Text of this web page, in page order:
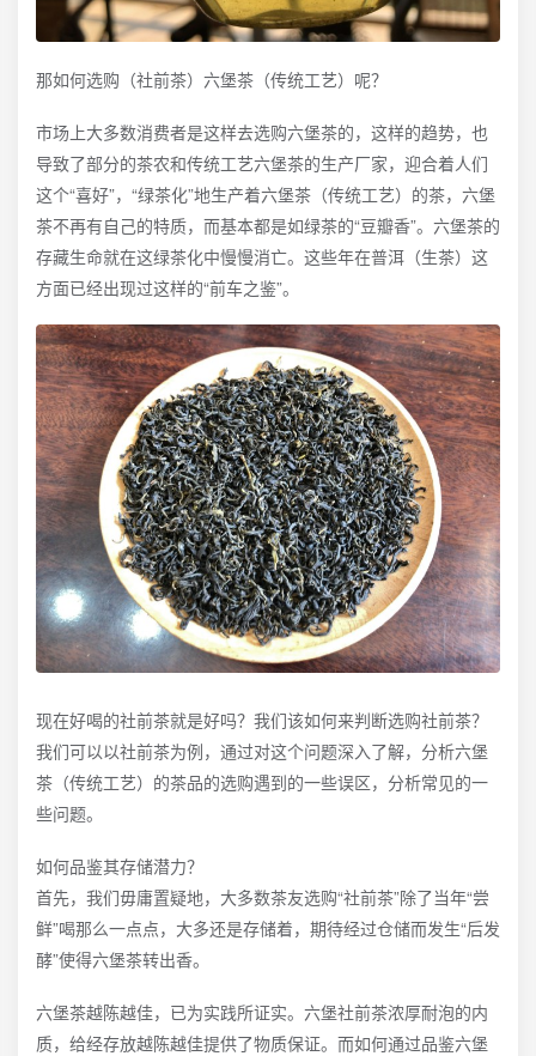
那如何选购（社前茶）六堡茶（传统工艺）呢？
市场上大多数消费者是这样去选购六堡茶的，这样的趋势，也
导致了部分的茶农和传统工艺六堡茶的生产厂家，迎合着人们
这个“喜好”，“绿茶化”地生产着六堡茶（传统工艺）的茶，六堡
茶不再有自己的特质，而基本都是如绿茶的“豆瓣香”。六堡茶的
存藏生命就在这绿茶化中慢慢消亡。这些年在普洱（生茶）这
方面已经出现过这样的“前车之鉴”。
现在好喝的社前茶就是好吗？我们该如何来判断选购社前茶？
我们可以以社前茶为例，通过对这个问题深入了解，分析六堡
茶（传统工艺）的茶品的选购遇到的一些误区，分析常见的一
些问题。
如何品鉴其存储潜力？
首先，我们毋庸置疑地，大多数茶友选购“社前茶”除了当年“尝
鲜”喝那么一点点，大多还是存储着，期待经过仓储而发生“后发
酵”使得六堡茶转出香。
六堡茶越陈越佳，已为实践所证实。六堡社前茶浓厚耐泡的内
质，给经存放越陈越佳提供了物质保证。而如何通过品鉴六堡